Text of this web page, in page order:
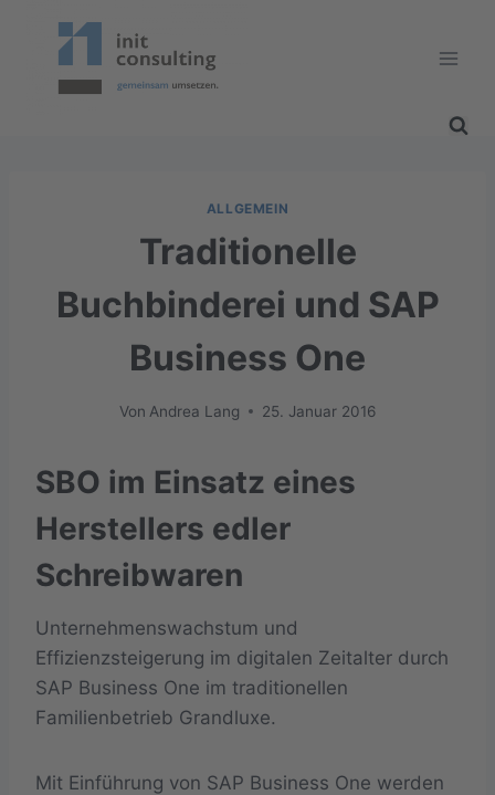
ALLGEMEIN
Traditionelle
Buchbinderei und SAP
Business One
Von Andrea Lang 25. Januar 2016
SBO im Einsatz eines
Herstellers edler
Schreibwaren
Unternehmenswachstum und
Effizienzsteigerung im digitalen Zeitalter durch
SAP Business One im traditionellen
Familienbetrieb Grandluxe.
Mit Einführung von SAP Business One werden